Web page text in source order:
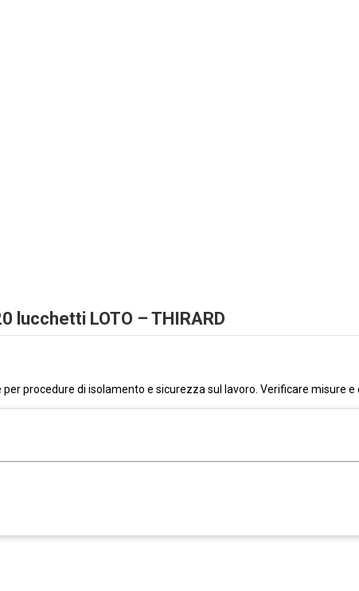
LOTO – THIRARD
procedure di isolamento e sicurezza sul lavoro. Verificare misure e